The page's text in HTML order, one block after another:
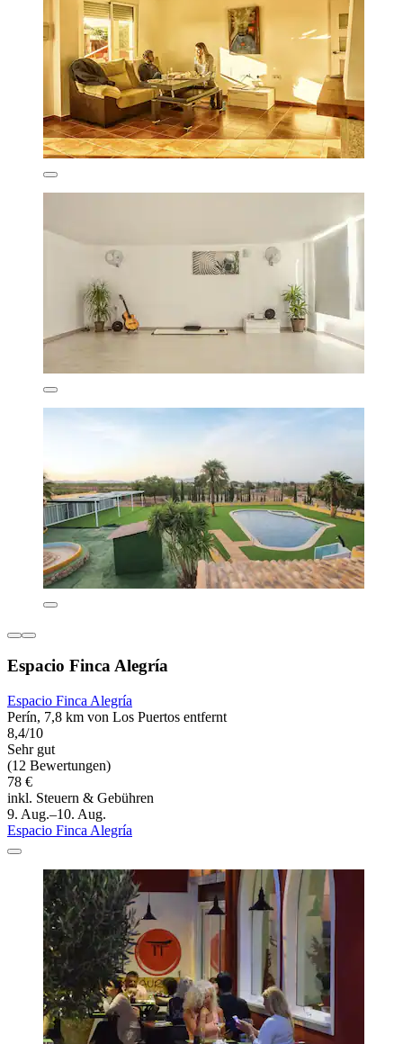
Espacio Finca Alegría
Espacio Finca Alegría
Perín, 7,8 km von Los Puertos entfernt
8,4/10
Sehr gut
(12 Bewertungen)
78 €
inkl. Steuern & Gebühren
9. Aug.–10. Aug.
Espacio Finca Alegría